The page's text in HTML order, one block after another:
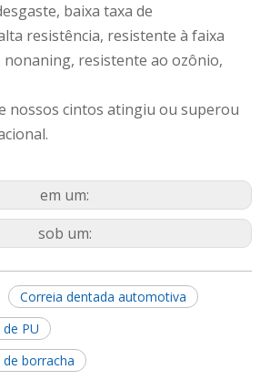
baixa taxa de
resistência, resistente à faixa
resistente ao ozônio,
nossos cintos atingiu ou superou
em um:
sob um:
Correia dentada automotiva
PU
borracha